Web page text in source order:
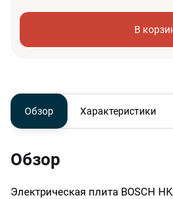
В
Обзор Характеристики
Обзор
Электрическая плита BOSCH